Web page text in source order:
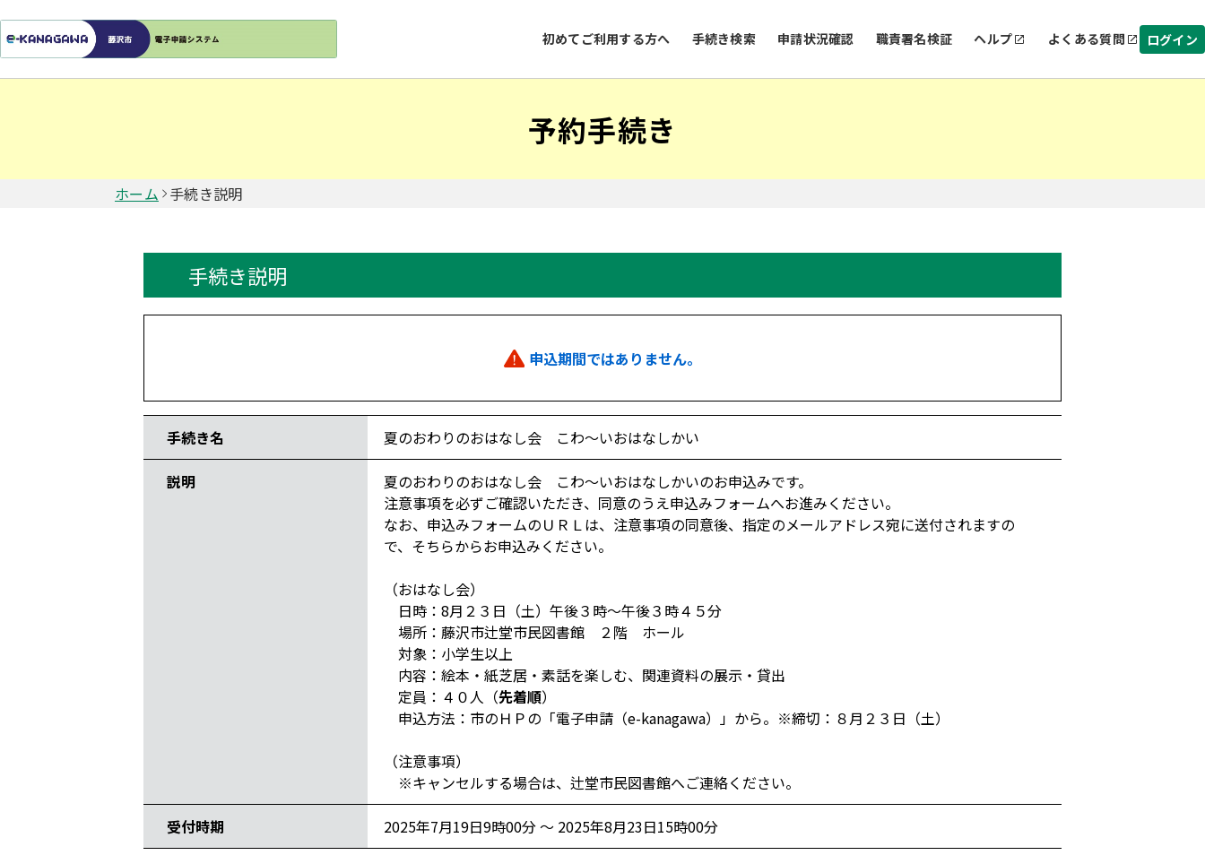
初めてご利用する方へ 手続き検索 申請状況確認 職責署名検証 ヘルプ よくある質問 ログイン
予約手続き
ホーム 手続き説明
手続き説明
申込期間ではありません。
手続き名 夏のおわりのおはなし会 こわ～いおはなしかい
説明
夏のおわりのおはなし会 こわ～いおはなしかいのお申込みです。
注意事項を必ずご確認いただき、同意のうえ申込みフォームへお進みください。
なお、申込みフォームのＵＲＬは、注意事項の同意後、指定のメールアドレス宛に送付されますの
で、そちらからお申込みください。
（おはなし会）
日時：8月２３日（土）午後３時～午後３時４５分
場所：藤沢市辻堂市民図書館 ２階 ホール
対象：小学生以上
内容：絵本・紙芝居・素話を楽しむ、関連資料の展示・貸出
定員：４０人（先着順）
申込方法：市のＨＰの「電子申請（e-kanagawa）」から。※締切：８月２３日（土）
（注意事項）
※キャンセルする場合は、辻堂市民図書館へご連絡ください。
受付時期 2025年7月19日9時00分 ～ 2025年8月23日15時00分